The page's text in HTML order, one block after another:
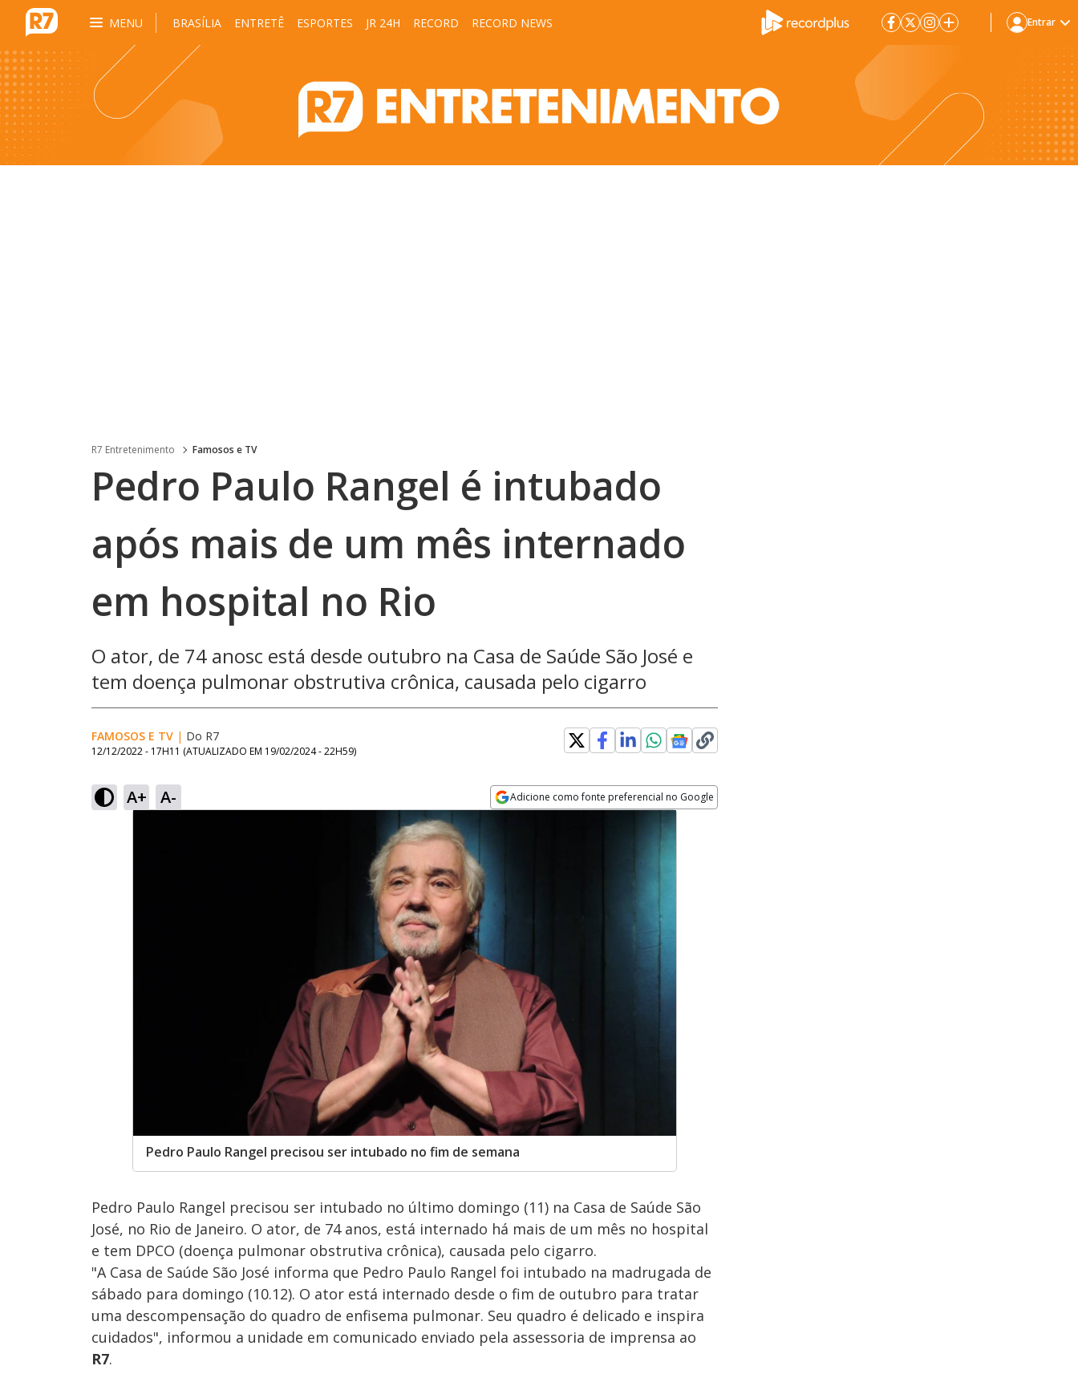
MENU BRASÍLIA ENTRETÊ ESPORTES JR 24H RECORD RECORD NEWS Entrar
R7 Entretenimento Famosos e TV
Pedro Paulo Rangel é intubado
após mais de um mês internado
em hospital no Rio
O ator, de 74 anosc está desde outubro na Casa de Saúde São José e
tem doença pulmonar obstrutiva crônica, causada pelo cigarro
FAMOSOS E TV | Do R7
12/12/2022 - 17H11 (ATUALIZADO EM 19/02/2024 - 22H59)
A+ A- Adicione como fonte preferencial no Google
Pedro Paulo Rangel precisou ser intubado no fim de semana
Pedro Paulo Rangel precisou ser intubado no último domingo (11) na Casa de Saúde São
José, no Rio de Janeiro. O ator, de 74 anos, está internado há mais de um mês no hospital
e tem DPCO (doença pulmonar obstrutiva crônica), causada pelo cigarro.
"A Casa de Saúde São José informa que Pedro Paulo Rangel foi intubado na madrugada de
sábado para domingo (10.12). O ator está internado desde o fim de outubro para tratar
uma descompensação do quadro de enfisema pulmonar. Seu quadro é delicado e inspira
cuidados", informou a unidade em comunicado enviado pela assessoria de imprensa ao
R7.